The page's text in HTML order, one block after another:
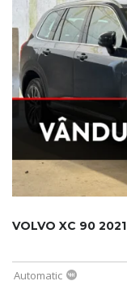
VOLVO XC 90 2021
Automatic